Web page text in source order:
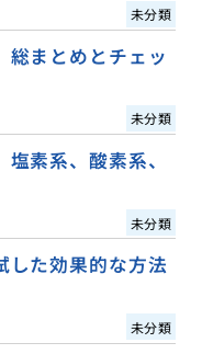
未分類
総まとめとチェッ
未分類
素系、酸素系、
未分類
した効果的な方法
未分類